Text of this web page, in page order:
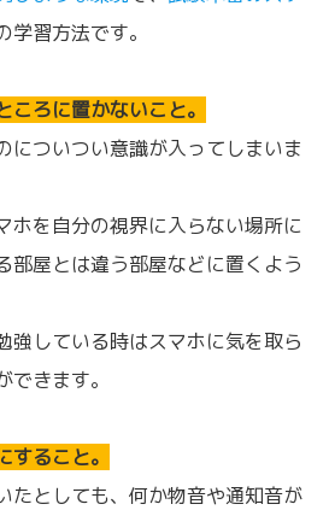
学習方法です。
ろに置かないこと。
についつい意識が入ってしまいま
ホを自分の視界に入らない場所に
部屋とは違う部屋などに置くよう
強している時はスマホに気を取ら
きます。
すること。
たとしても、何か物音や通知音が